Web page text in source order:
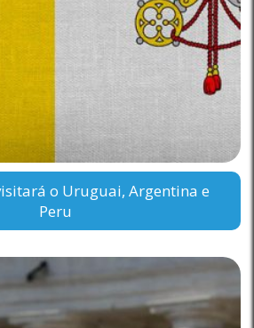
o Uruguai, Argentina e
Peru